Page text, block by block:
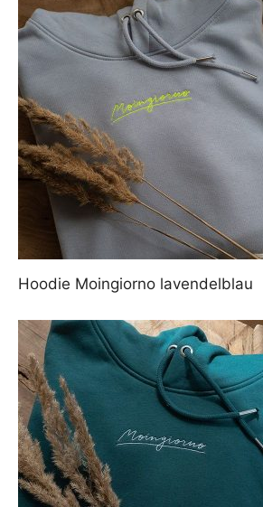
Hoodie Moingiorno lavendelblau